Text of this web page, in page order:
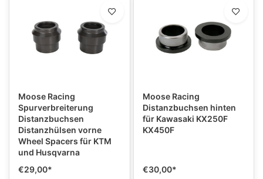
Moose Racing
Spurverbreiterung
Distanzbuchsen
Distanzhülsen vorne
Wheel Spacers für KTM
und Husqvarna
€29,00*
Moose Racing
Distanzbuchsen hinten
für Kawasaki KX250F
KX450F
€30,00*